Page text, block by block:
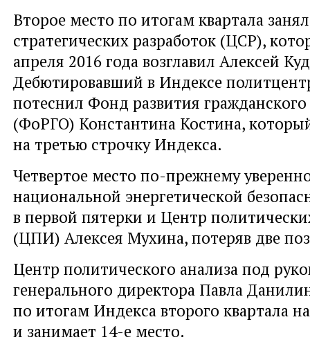
Второе место по итогам квартала
стратегических разработок (ЦСР),
апреля 2016 года возглавил Алексей
Дебютировавший в Индексе
потеснил Фонд развития
(ФоРГО) Константина Костина,
на третью строчку Индекса.
Четвертое место по-прежнему
национальной энергетической
в первой пятерки и Центр
(ЦПИ) Алексея Мухина, потеряв две
Центр политического анализа под
генерального директора Павла
по итогам Индекса второго квартала
и занимает 14-е место.